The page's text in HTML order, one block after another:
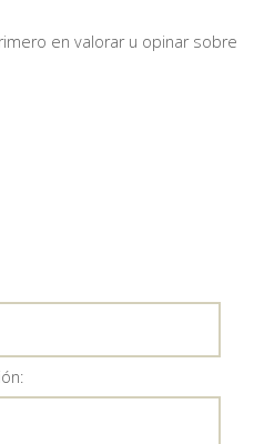
en valorar u opinar sobre